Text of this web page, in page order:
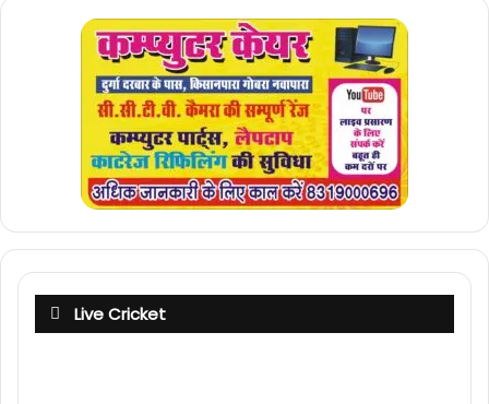
Live Cricket